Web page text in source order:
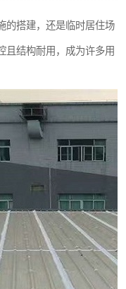
的搭建，还是临时居住场
且结构耐用，成为许多用